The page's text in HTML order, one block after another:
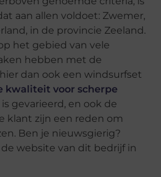
aan allen voldoet: Zwemer,
in de provincie Zeeland.
het gebied van vele
hebben met de
dan ook een windsurfset
kwaliteit voor scherpe
gevarieerd, en ook de
klant zijn een reden om
Ben je nieuwsgierig?
website van dit bedrijf in